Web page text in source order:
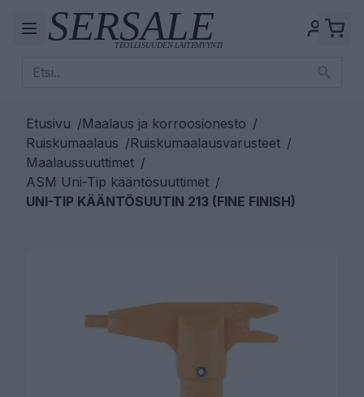
Etusivu /Maalaus ja korroosionesto /
Ruiskumaalaus /Ruiskumaalausvarusteet /
Maalaussuuttimet /
ASM Uni-Tip kääntösuuttimet /
UNI-TIP KÄÄNTÖSUUTIN 213 (FINE FINISH)